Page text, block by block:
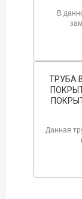
В
ТРУБА
Данная